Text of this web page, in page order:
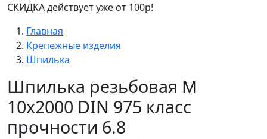
СКИДКА действует уже от 100р!
Главная
Крепежные изделия
Шпилька
Шпилька резьбовая М
10x2000 DIN 975 класс
прочности 6.8